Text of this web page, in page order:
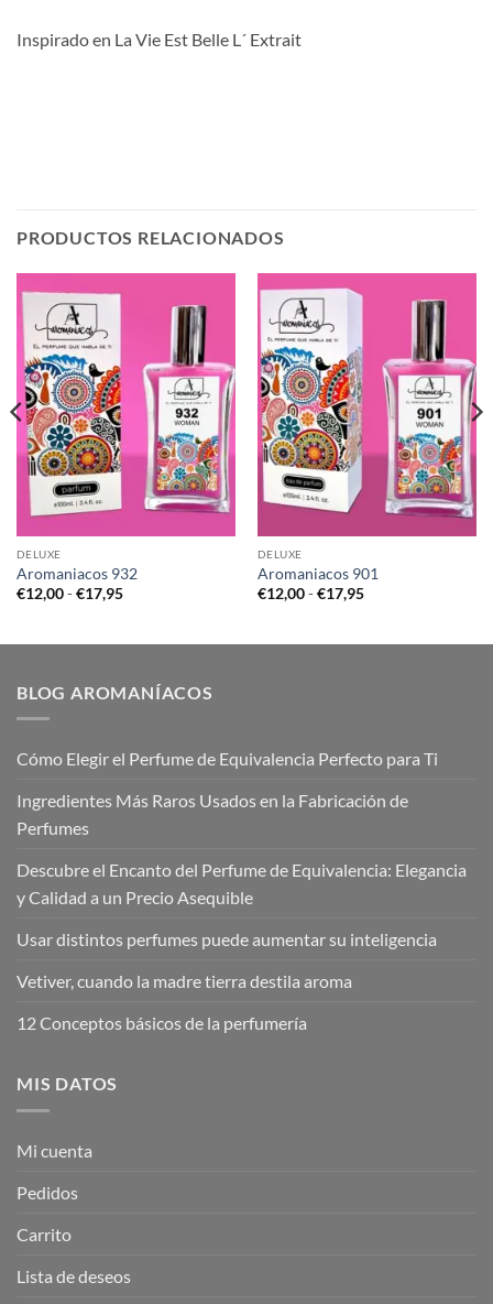
Inspirado en La Vie Est Belle L´ Extrait
PRODUCTOS RELACIONADOS
DELUXE
Aromaniacos 932
€12,00 - €17,95Rango
€12,00
DELUXE
Aromaniacos 901
€12,00 - €17,95Rango
€12,00
BLOG AROMANÍACOS
Cómo Elegir el Perfume de Equivalencia Perfecto para Ti
Ingredientes Más Raros Usados en la Fabricación de
Perfumes
Descubre el Encanto del Perfume de Equivalencia: Elegancia
y Calidad a un Precio Asequible
Usar distintos perfumes puede aumentar su inteligencia
Vetiver, cuando la madre tierra destila aroma
12 Conceptos básicos de la perfumería
MIS DATOS
Mi cuenta
Pedidos
Carrito
Lista de deseos